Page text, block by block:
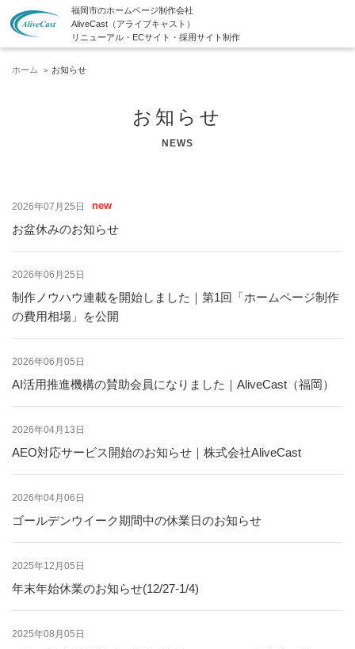
福岡市のホームページ制作会社
AliveCast（アライブキャスト）
リニューアル・ECサイト・採用サイト制作
ホーム お知らせ
お知らせ
NEWS
2026年07月25日 new
お盆休みのお知らせ
2026年06月25日
制作ノウハウ連載を開始しました｜第1回「ホームページ制作
の費用相場」を公開
2026年06月05日
AI活用推進機構の賛助会員になりました｜AliveCast（福岡）
2026年04月13日
AEO対応サービス開始のお知らせ｜株式会社AliveCast
2026年04月06日
ゴールデンウイーク期間中の休業日のお知らせ
2025年12月05日
年末年始休業のお知らせ(12/27-1/4)
2025年08月05日